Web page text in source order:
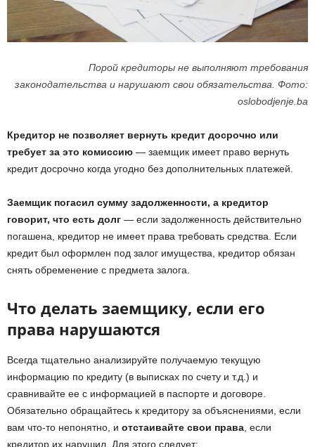
Порой кредиторы не выполняют требования
законодательства и нарушают свои обязательства. Фото:
oslobodjenje.ba
Кредитор не позволяет вернуть кредит досрочно или
требует за это комиссию — заемщик имеет право вернуть
кредит досрочно когда угодно без дополнительных платежей.
Заемщик погасил сумму задолженности, а кредитор
говорит, что есть долг — если задолженность действительно
погашена, кредитор не имеет права требовать средства. Если
кредит был оформлен под залог имущества, кредитор обязан
снять обременение с предмета залога.
Что делать заемщику, если его
права нарушаются
Всегда тщательно анализируйте получаемую текущую
информацию по кредиту (в выписках по счету и т.д.) и
сравнивайте ее с информацией в паспорте и договоре.
Обязательно обращайтесь к кредитору за объяснениями, если
вам что-то непонятно, и отстаивайте свои права, если
кредитор их нарушил. Для этого следует: